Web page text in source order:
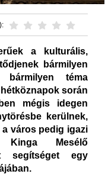
a kulturális,
bármilyen
bármilyen téma
során
mégis idegen
kerülnek,
város pedig igazi
Mesélő
segítséget egy